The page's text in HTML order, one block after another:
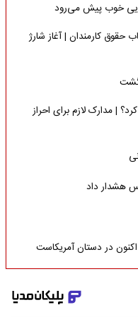
خوب پیش می‌رود
4 میلیونی بحساب حقوق کارمندان | آغاز شارژ
| مدارک لازم برای احراز
هشدار داد
در دستان آمریکاست